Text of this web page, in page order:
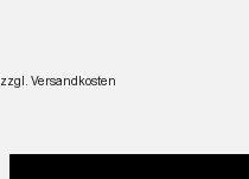
zzgl. Versandkosten